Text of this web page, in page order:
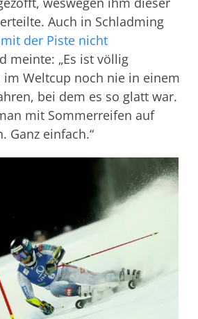
Auch in Schladming
der Piste nicht
meinte: „Es ist völlig
Weltcup noch nie in einem
bei dem es so glatt war.
mit Sommerreifen auf
Ganz einfach.“